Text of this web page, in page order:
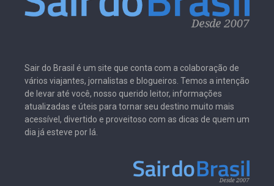
Sair do Brasil é um site que conta com a colaboração de
vários viajantes, jornalistas e blogueiros. Temos a intenção
de levar até você, nosso querido leitor, informações
atualizadas e úteis para tornar seu destino muito mais
acessível, divertido e proveitoso com as dicas de quem um
dia já esteve por lá.